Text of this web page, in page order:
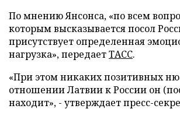
По мнению Янсонса, «по всем
которым высказывается посол
присутствует определенная
нагрузка», передаетТАСС.
«При этом никаких позитивных
отношении Латвии к России он
находит», - утверждает пресс-